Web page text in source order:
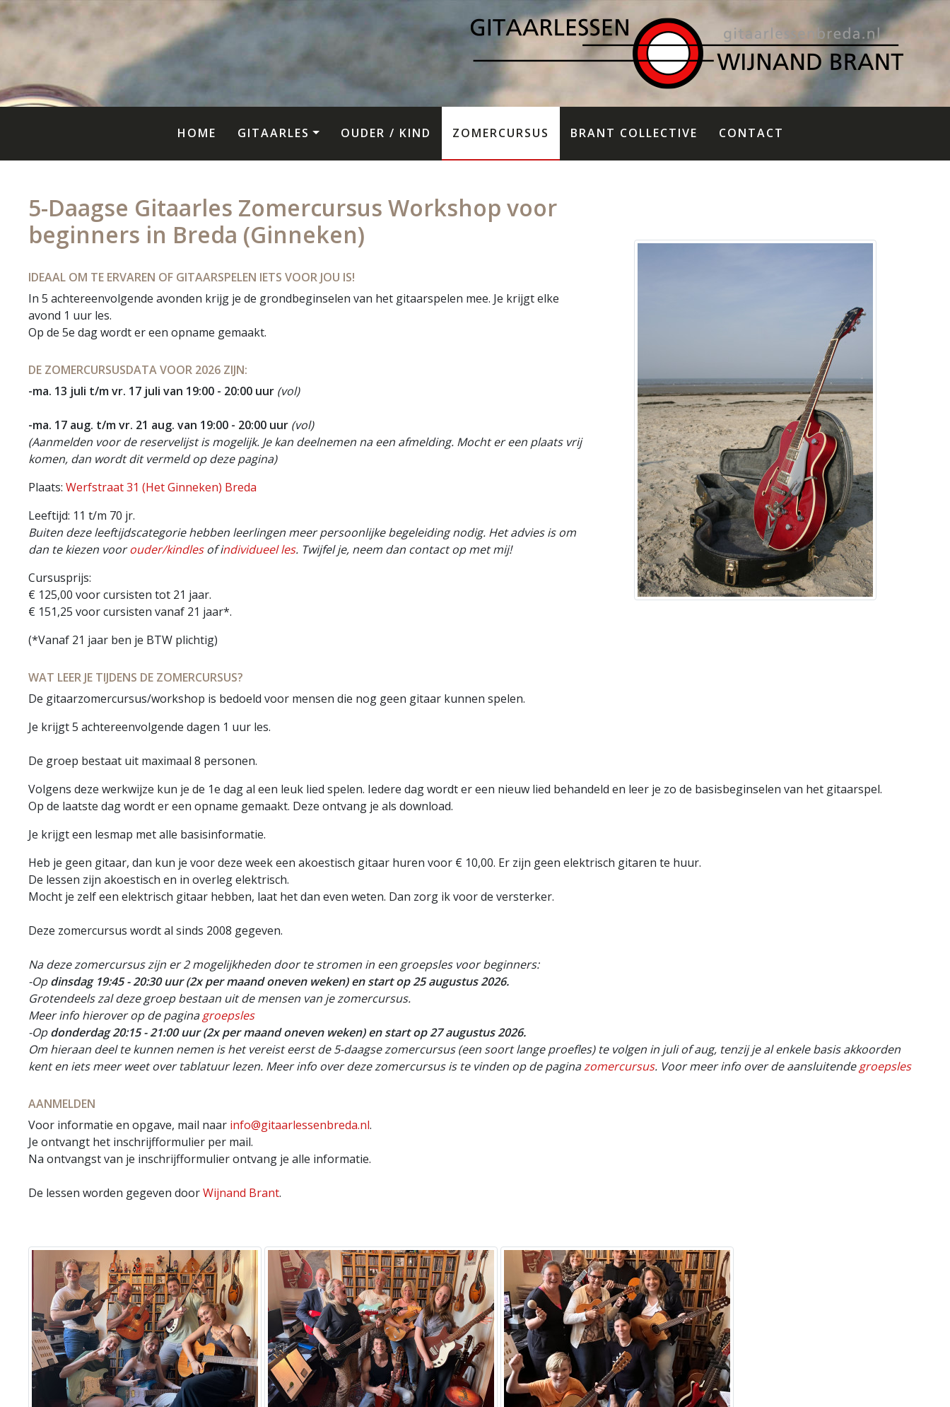
HOME GITAARLES OUDER / KIND ZOMERCURSUS BRANT COLLECTIVE CONTACT
5-Daagse Gitaarles Zomercursus Workshop voor
beginners in Breda (Ginneken)
IDEAAL OM TE ERVAREN OF GITAARSPELEN IETS VOOR JOU IS!
In 5 achtereenvolgende avonden krijg je de grondbeginselen van het gitaarspelen mee. Je krijgt elke
avond 1 uur les.
Op de 5e dag wordt er een opname gemaakt.
DE ZOMERCURSUSDATA VOOR 2026 ZIJN:
-ma. 13 juli t/m vr. 17 juli van 19:00 - 20:00 uur (vol)
-ma. 17 aug. t/m vr. 21 aug. van 19:00 - 20:00 uur (vol)
(Aanmelden voor de reservelijst is mogelijk. Je kan deelnemen na een afmelding. Mocht er een plaats vrij
komen, dan wordt dit vermeld op deze pagina)
Plaats: Werfstraat 31 (Het Ginneken) Breda
Leeftijd: 11 t/m 70 jr.
Buiten deze leeftijdscategorie hebben leerlingen meer persoonlijke begeleiding nodig. Het advies is om
dan te kiezen voorouder/kindlesof individueel les. Twijfel je, neem dan contact op met mij!
Cursusprijs:
€ 125,00 voor cursisten tot 21 jaar.
€ 151,25 voor cursisten vanaf 21 jaar*.
(*Vanaf 21 jaar ben je BTW plichtig)
WAT LEER JE TIJDENS DE ZOMERCURSUS?
De gitaarzomercursus/workshop is bedoeld voor mensen die nog geen gitaar kunnen spelen.
Je krijgt 5 achtereenvolgende dagen 1 uur les.
De groep bestaat uit maximaal 8 personen.
Volgens deze werkwijze kun je de 1e dag al een leuk lied spelen. Iedere dag wordt er een nieuw lied behandeld en leer je zo de basisbeginselen van het gitaarspel.
Op de laatste dag wordt er een opname gemaakt. Deze ontvang je als download.
Je krijgt een lesmap met alle basisinformatie.
Heb je geen gitaar, dan kun je voor deze week een akoestisch gitaar huren voor € 10,00. Er zijn geen elektrisch gitaren te huur.
De lessen zijn akoestisch en in overleg elektrisch.
Mocht je zelf een elektrisch gitaar hebben, laat het dan even weten. Dan zorg ik voor de versterker.
Deze zomercursus wordt al sinds 2008 gegeven.
Na deze zomercursus zijn er 2 mogelijkheden door te stromen in een groepsles voor beginners:
-Opdinsdag 19:45 - 20:30 uur (2x per maand oneven weken) en start op 25 augustus 2026.
Grotendeels zal deze groep bestaan uit de mensen van je zomercursus.
Meer info hierover op de paginagroepsles
-Op donderdag 20:15 - 21:00 uur (2x per maand oneven weken) en start op 27 augustus 2026.
Om hieraan deel te kunnen nemen is het vereist eerst de 5-daagse zomercursus (een soort lange proefles) te volgen in juli of aug, tenzij je al enkele basis akkoorden
kent en iets meer weet over tablatuur lezen. Meer info over deze zomercursus is te vinden op de paginazomercursus. Voor meer info over de aansluitendegroepsles
AANMELDEN
Voor informatie en opgave, mail naar info@gitaarlessenbreda.nl.
Je ontvangt het inschrijfformulier per mail.
Na ontvangst van je inschrijfformulier ontvang je alle informatie.
De lessen worden gegeven doorWijnand Brant.